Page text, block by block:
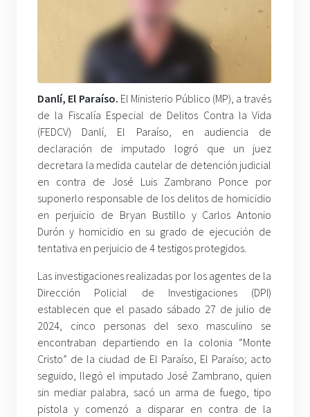
Danlí, El Paraíso. El Ministerio Público (MP), a través
de la Fiscalía Especial de Delitos Contra la Vida
(FEDCV) Danlí, El Paraíso, en audiencia de
declaración de imputado logró que un juez
decretara la medida cautelar de detención judicial
en contra de José Luis Zambrano Ponce por
suponerlo responsable de los delitos de homicidio
en perjuicio de Bryan Bustillo y Carlos Antonio
Durón y homicidio en su grado de ejecución de
tentativa en perjuicio de 4 testigos protegidos.
Las investigaciones realizadas por los agentes de la
Dirección Policial de Investigaciones (DPI)
establecen que el pasado sábado 27 de julio de
2024, cinco personas del sexo masculino se
encontraban departiendo en la colonia “Monte
Cristo” de la ciudad de El Paraíso, El Paraíso; acto
seguido, llegó el imputado José Zambrano, quien
sin mediar palabra, sacó un arma de fuego, tipo
pistola y comenzó a disparar en contra de la